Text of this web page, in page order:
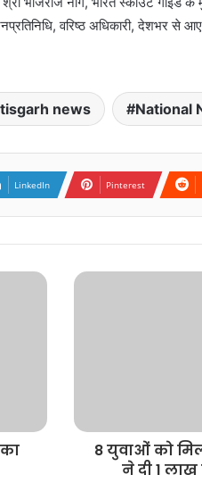
वरिष्ठ अधिकारी, देशभर से
news National
LinkedIn Pinterest
8 युवाओं को
ने दी 1 लाख